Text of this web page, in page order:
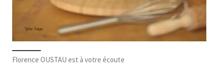
Florence OUSTAU est à votre écoute